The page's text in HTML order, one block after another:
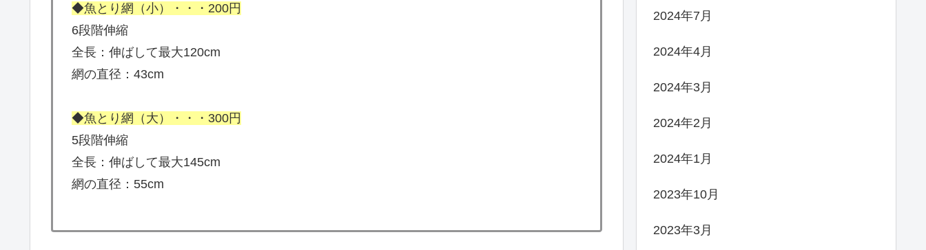
◆魚とり網（小）・・・200円
6段階伸縮
全長：伸ばして最大120cm
網の直径：43cm
◆魚とり網（大）・・・300円
5段階伸縮
全長：伸ばして最大145cm
網の直径：55cm
2024年7月
2024年4月
2024年3月
2024年2月
2024年1月
2023年10月
2023年3月